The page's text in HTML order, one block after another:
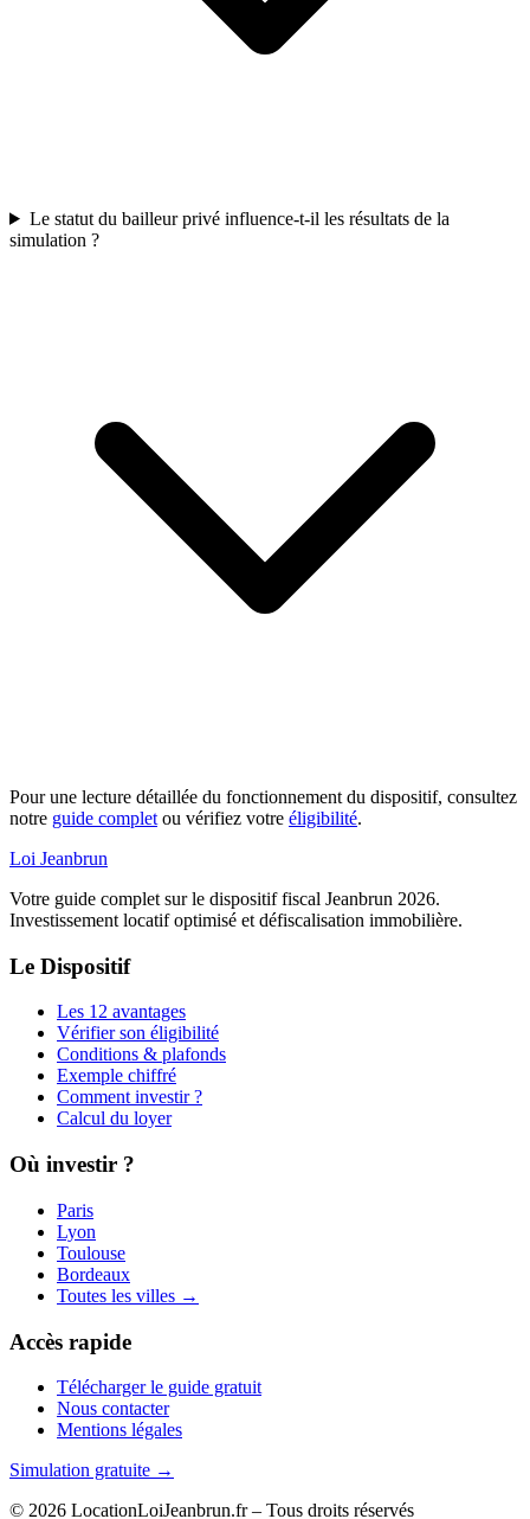
Le statut du bailleur privé influence-t-il les résultats de la
simulation ?
Pour une lecture détaillée du fonctionnement du dispositif, consultez
notre guide complet ou vérifiez votre éligibilité.
Loi Jeanbrun
Votre guide complet sur le dispositif fiscal Jeanbrun 2026.
Investissement locatif optimisé et défiscalisation immobilière.
Le Dispositif
Les 12 avantages
Vérifier son éligibilité
Conditions & plafonds
Exemple chiffré
Comment investir ?
Calcul du loyer
Où investir ?
Paris
Lyon
Toulouse
Bordeaux
Toutes les villes →
Accès rapide
Télécharger le guide gratuit
Nous contacter
Mentions légales
Simulation gratuite →
© 2026 LocationLoiJeanbrun.fr – Tous droits réservés